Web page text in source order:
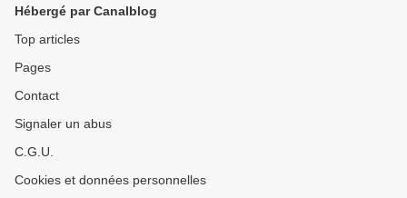
Hébergé par Canalblog
Top articles
Pages
Contact
Signaler un abus
C.G.U.
Cookies et données personnelles